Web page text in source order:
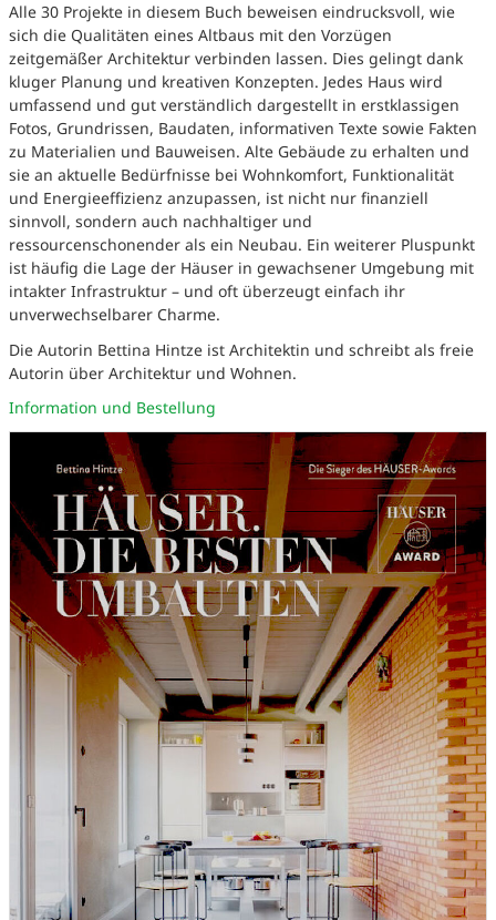
Alle 30 Projekte in diesem Buch beweisen eindrucksvoll, wie
sich die Qualitäten eines Altbaus mit den Vorzügen
zeitgemäßer Architektur verbinden lassen. Dies gelingt dank
kluger Planung und kreativen Konzepten. Jedes Haus wird
umfassend und gut verständlich dargestellt in erstklassigen
Fotos, Grundrissen, Baudaten, informativen Texte sowie Fakten
zu Materialien und Bauweisen. Alte Gebäude zu erhalten und
sie an aktuelle Bedürfnisse bei Wohnkomfort, Funktionalität
und Energieeffizienz anzupassen, ist nicht nur finanziell
sinnvoll, sondern auch nachhaltiger und
ressourcenschonender als ein Neubau. Ein weiterer Pluspunkt
ist häufig die Lage der Häuser in gewachsener Umgebung mit
intakter Infrastruktur – und oft überzeugt einfach ihr
unverwechselbarer Charme.
Die Autorin Bettina Hintze ist Architektin und schreibt als freie
Autorin über Architektur und Wohnen.
Information und Bestellung